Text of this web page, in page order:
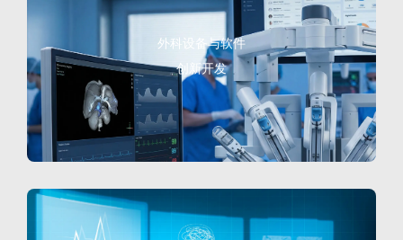
外科设备与软件
创新开发